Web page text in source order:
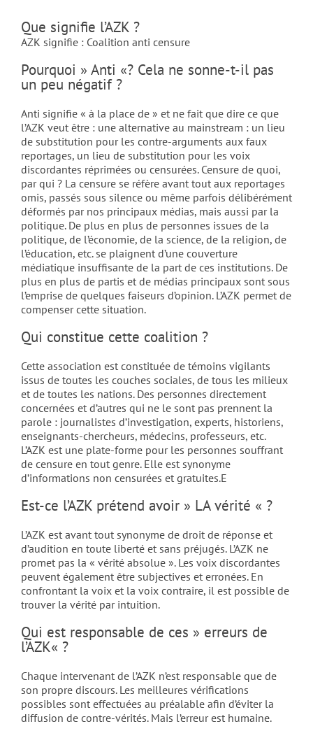
Que signifie l’AZK ?
AZK signifie : Coalition anti censure
Pourquoi » Anti «? Cela ne sonne-t-il pas
un peu négatif ?
Anti signifie « à la place de » et ne fait que dire ce que
l’AZK veut être : une alternative au mainstream : un lieu
de substitution pour les contre-arguments aux faux
reportages, un lieu de substitution pour les voix
discordantes réprimées ou censurées. Censure de quoi,
par qui ? La censure se réfère avant tout aux reportages
omis, passés sous silence ou même parfois délibérément
déformés par nos principaux médias, mais aussi par la
politique. De plus en plus de personnes issues de la
politique, de l’économie, de la science, de la religion, de
l’éducation, etc. se plaignent d’une couverture
médiatique insuffisante de la part de ces institutions. De
plus en plus de partis et de médias principaux sont sous
l’emprise de quelques faiseurs d’opinion. L’AZK permet de
compenser cette situation.
Qui constitue cette coalition ?
Cette association est constituée de témoins vigilants
issus de toutes les couches sociales, de tous les milieux
et de toutes les nations. Des personnes directement
concernées et d’autres qui ne le sont pas prennent la
parole : journalistes d’investigation, experts, historiens,
enseignants-chercheurs, médecins, professeurs, etc.
L’AZK est une plate-forme pour les personnes souffrant
de censure en tout genre. Elle est synonyme
d’informations non censurées et gratuites.E
Est-ce l’AZK prétend avoir » LA vérité « ?
L’AZK est avant tout synonyme de droit de réponse et
d’audition en toute liberté et sans préjugés. L’AZK ne
promet pas la « vérité absolue ». Les voix discordantes
peuvent également être subjectives et erronées. En
confrontant la voix et la voix contraire, il est possible de
trouver la vérité par intuition.
Qui est responsable de ces » erreurs de
l’AZK« ?
Chaque intervenant de l’AZK n’est responsable que de
son propre discours. Les meilleures vérifications
possibles sont effectuées au préalable afin d’éviter la
diffusion de contre-vérités. Mais l’erreur est humaine.